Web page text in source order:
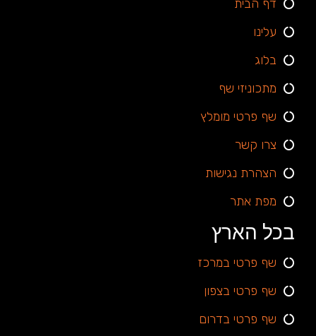
דף הבית
עלינו
בלוג
מתכוניזי שף
שף פרטי מומלץ
צרו קשר
הצהרת נגישות
מפת אתר
בכל הארץ
שף פרטי במרכז
שף פרטי בצפון
שף פרטי בדרום